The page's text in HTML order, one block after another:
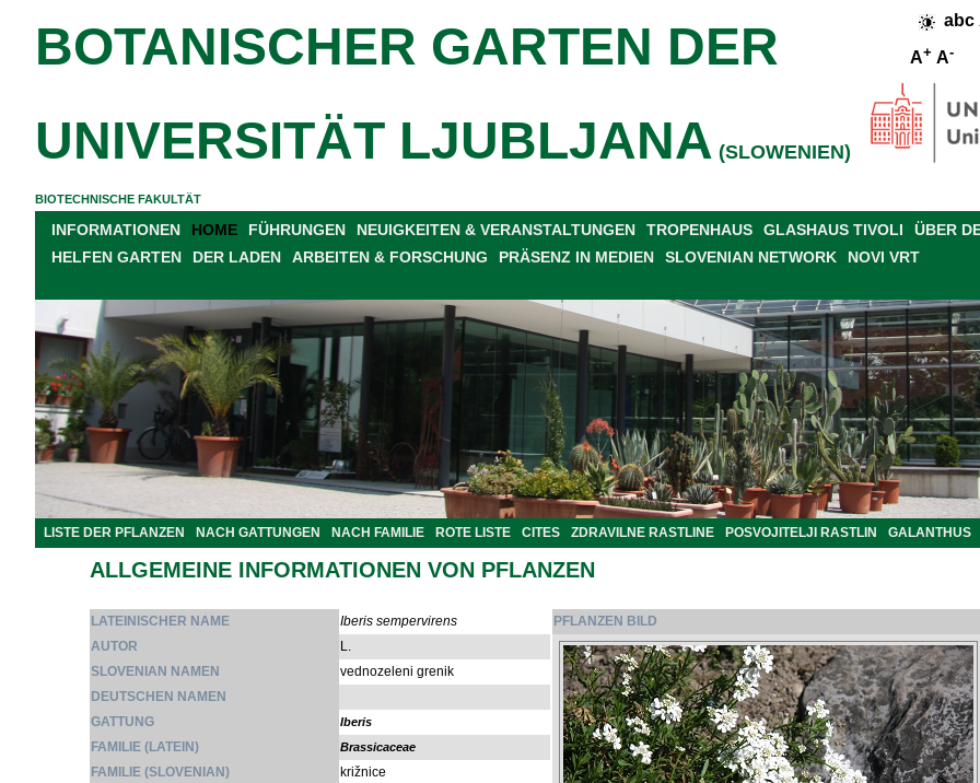
abc
A+ A-
BOTANISCHER GARTEN DER
UNIVERSITÄT LJUBLJANA (SLOWENIEN)
BIOTECHNISCHE FAKULTÄT
INFORMATIONEN HOME FÜHRUNGEN NEUIGKEITEN & VERANSTALTUNGEN TROPENHAUS GLASHAUS TIVOLI
ÜBER
HELFEN GARTEN
DER LADEN ARBEITEN & FORSCHUNG PRÄSENZ IN MEDIEN SLOVENIAN NETWORK NOVI VRT
LISTE DER PFLANZEN NACH GATTUNGEN NACH FAMILIE ROTE LISTE CITES ZDRAVILNE RASTLINE POSVOJITELJI RASTLIN GALANTHUS
ALLGEMEINE INFORMATIONEN VON PFLANZEN
LATEINISCHER NAME
Iberis sempervirens
AUTOR
L.
SLOVENIAN NAMEN
vednozeleni grenik
DEUTSCHEN NAMEN
GATTUNG
Iberis
FAMILIE (LATEIN) Brassicaceae
FAMILIE (SLOVENIAN)
križnice
PFLANZEN BILD